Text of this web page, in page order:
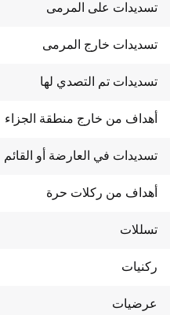
تسديدات على المرمى
تسديدات خارج المرمى
تسديدات تم التصدي لها
أهداف من خارج منطقة الجزاء
تسديدات في العارضة أو القائم
أهداف من ركلات حرة
تسللات
ركنيات
عرضيات